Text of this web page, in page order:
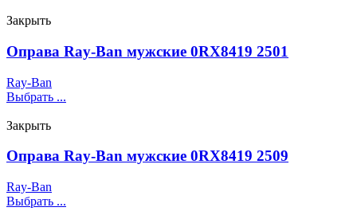
Закрыть
Оправа Ray-Ban мужские 0RX8419 2501
Ray-Ban
Выбрать ...
Закрыть
Оправа Ray-Ban мужские 0RX8419 2509
Ray-Ban
Выбрать ...